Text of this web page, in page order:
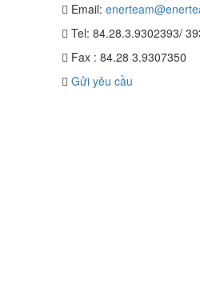
Email:
Tel: 84.28.3.9302393/
Fax : 84.28 3.9307350
Gửi yêu cầu